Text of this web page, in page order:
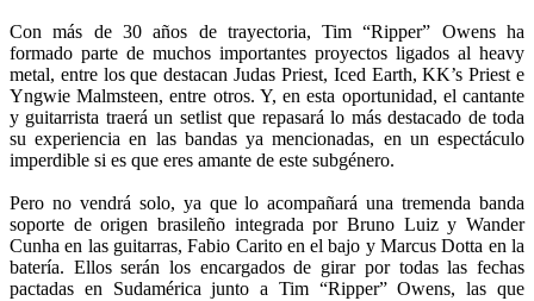
Con más de 30 años de trayectoria, Tim “Ripper” Owens ha
formado parte de muchos importantes proyectos ligados al heavy
metal, entre los que destacan Judas Priest, Iced Earth, KK’s Priest e
Yngwie Malmsteen, entre otros. Y, en esta oportunidad, el cantante
y guitarrista traerá un setlist que repasará lo más destacado de toda
su experiencia en las bandas ya mencionadas, en un espectáculo
imperdible si es que eres amante de este subgénero.
Pero no vendrá solo, ya que lo acompañará una tremenda banda
soporte de origen brasileño integrada por Bruno Luiz y Wander
Cunha en las guitarras, Fabio Carito en el bajo y Marcus Dotta en la
batería. Ellos serán los encargados de girar por todas las fechas
pactadas en Sudamérica junto a Tim “Ripper” Owens, las que